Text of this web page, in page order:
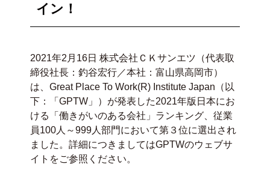
イン！
2021年2月16日 株式会社ＣＫサンエツ（代表取
締役社長：釣谷宏行／本社：富山県高岡市）
は、Great Place To Work(R) Institute Japan（以
下：「GPTW」）が発表した2021年版日本にお
ける「働きがいのある会社」ランキング、従業
員100人～999人部門において第３位に選出され
ました。詳細につきましてはGPTWのウェブサ
イトをご参照ください。